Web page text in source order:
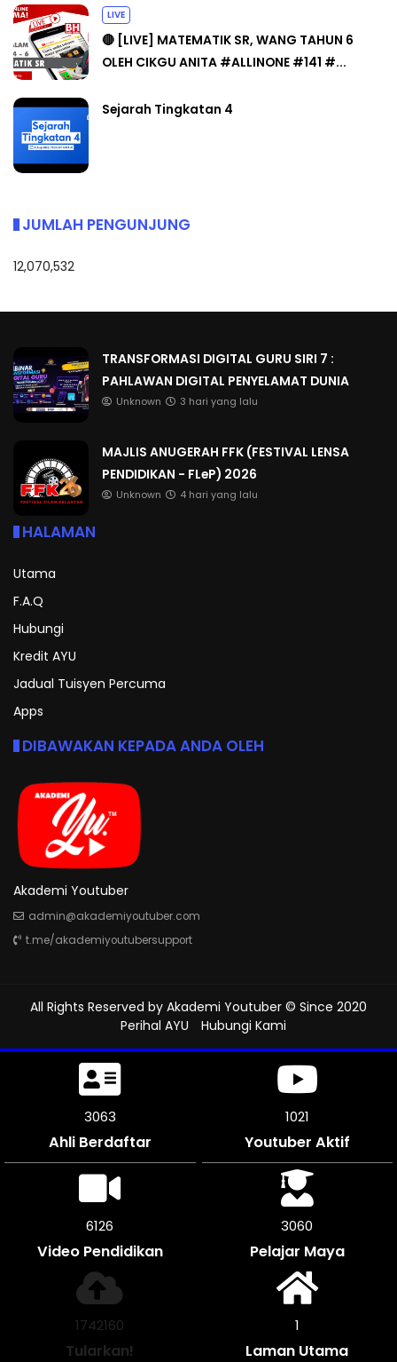
LIVE
🔴 [LIVE] MATEMATIK SR, WANG TAHUN 6
OLEH CIKGU ANITA #ALLINONE #141 #...
Sejarah Tingkatan 4
JUMLAH PENGUNJUNG
12,070,532
TRANSFORMASI DIGITAL GURU SIRI 7 :
PAHLAWAN DIGITAL PENYELAMAT DUNIA
Unknown 3 hari yang lalu
MAJLIS ANUGERAH FFK (FESTIVAL LENSA
PENDIDIKAN - FLeP) 2026
Unknown 4 hari yang lalu
HALAMAN
Utama
F.A.Q
Hubungi
Kredit AYU
Jadual Tuisyen Percuma
Apps
DIBAWAKAN KEPADA ANDA OLEH
Akademi Youtuber
admin@akademiyoutuber.com
t.me/akademiyoutubersupport
All Rights Reserved by Akademi Youtuber © Since 2020
Perihal AYU
Hubungi Kami
3537
Ahli Berdaftar
1179
Youtuber Aktif
7074
Video Pendidikan
3534
Pelajar Maya
2012024
Tularkan!
1
Laman Utama